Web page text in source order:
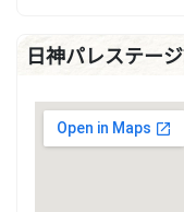
日神パレステー